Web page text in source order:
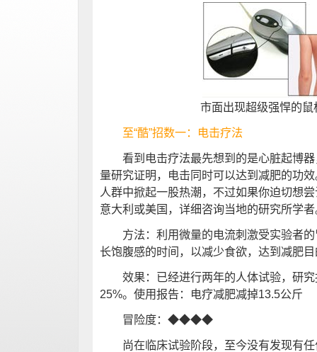
市面出现超级强悍的鼠
至“酷”招数一：电击疗法
看到电击疗法最先想到的是心脏起博器
量研究证明，电击同时可以达到减肥的功
人群中掀起一股热潮，不过如果你迫切想
意大利或美国，详细咨询当地的研究所学
方法：利用微量的电流刺激受实验者的
长饱腹感的时间，以减少食欲，达到减肥
效果：已经进行两年的人体试验，研究
25%。使用报告：电疗减肥减掉13.5公斤
冒险度：◆◆◆◆
尚在临床试验阶段，至今没有发现有任